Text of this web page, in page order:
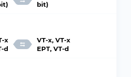
bit)
x
d
VT-x, VT-x
EPT, VT-d